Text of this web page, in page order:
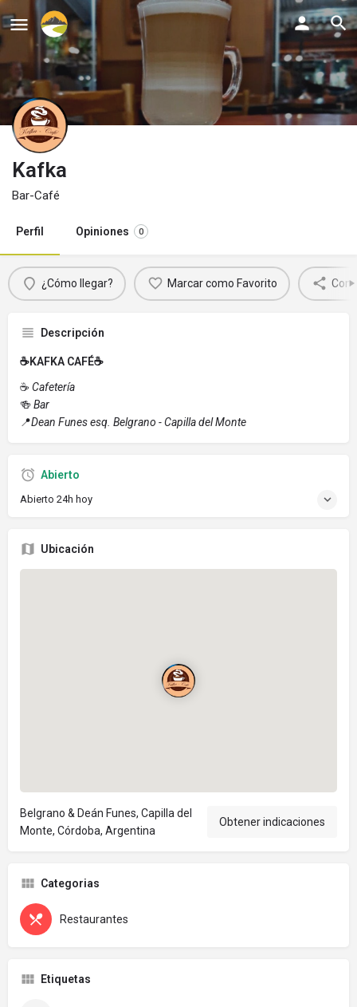
Kafka
Bar-Café
Perfil Opiniones 0
¿Cómo llegar? Marcar como Favorito
Descripción
☕️KAFKA CAFÉ☕️
☕️ Cafetería
🍻Bar
📍Dean Funes esq. Belgrano - Capilla del Monte
Abierto
Abierto 24h hoy
Ubicación
Belgrano & Deán Funes, Capilla del
Monte, Córdoba, Argentina
Obtener indicaciones
Categorias
Restaurantes
Etiquetas